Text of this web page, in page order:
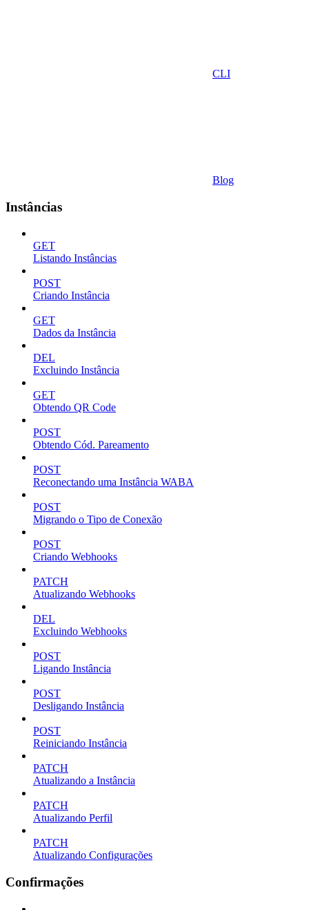
CLI
Blog
Instâncias
GET
Listando Instâncias
POST
Criando Instância
GET
Dados da Instância
DEL
Excluindo Instância
GET
Obtendo QR Code
POST
Obtendo Cód. Pareamento
POST
Reconectando uma Instância WABA
POST
Migrando o Tipo de Conexão
POST
Criando Webhooks
PATCH
Atualizando Webhooks
DEL
Excluindo Webhooks
POST
Ligando Instância
POST
Desligando Instância
POST
Reiniciando Instância
PATCH
Atualizando a Instância
PATCH
Atualizando Perfil
PATCH
Atualizando Configurações
Confirmações